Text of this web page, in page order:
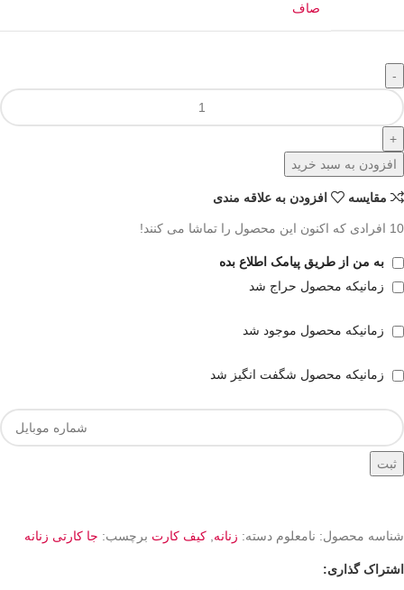
صاف
افزودن به سبد خرید
مقايسه افزودن به علاقه مندی
10 افرادی که اکنون این محصول را تماشا می کنند!
به من از طریق پیامک اطلاع بده
زمانیکه محصول حراج شد
زمانیکه محصول موجود شد
زمانیکه محصول شگفت انگیز شد
ثبت
شناسه محصول: نامعلوم دسته: زنانه, کیف کارت برچسب: جا کارتی زنانه
اشتراک گذاری: